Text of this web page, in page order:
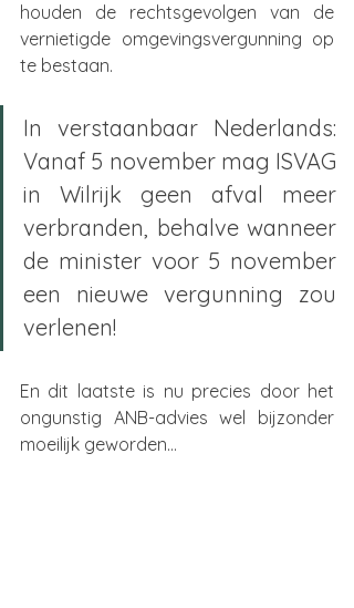
houden de rechtsgevolgen van de
vernietigde omgevingsvergunning op
te bestaan.
In verstaanbaar Nederlands:
Vanaf 5 november mag ISVAG
in Wilrijk geen afval meer
verbranden, behalve wanneer
de minister voor 5 november
een nieuwe vergunning zou
verlenen!
En dit laatste is nu precies door het
ongunstig ANB-advies wel bijzonder
moeilijk geworden…